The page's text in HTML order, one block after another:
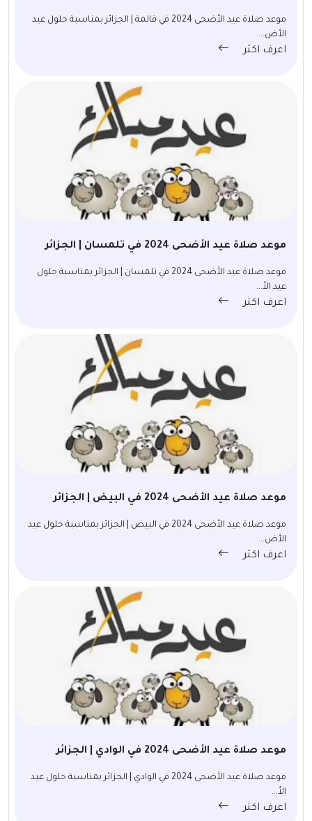
موعد صلاة عيد الأضحى 2024 في قالمة | الجزائر بمناسبة حلول عيد
الأض...
اعرف اكثر
موعد صلاة عيد الأضحى 2024 في تلمسان | الجزائر
موعد صلاة عيد الأضحى 2024 في تلمسان | الجزائر بمناسبة حلول
عيد الأ...
اعرف اكثر
موعد صلاة عيد الأضحى 2024 في البيض | الجزائر
موعد صلاة عيد الأضحى 2024 في البيض | الجزائر بمناسبة حلول عيد
الأض...
اعرف اكثر
موعد صلاة عيد الأضحى 2024 في الوادي | الجزائر
موعد صلاة عيد الأضحى 2024 في الوادي | الجزائر بمناسبة حلول عيد
الأ...
اعرف اكثر